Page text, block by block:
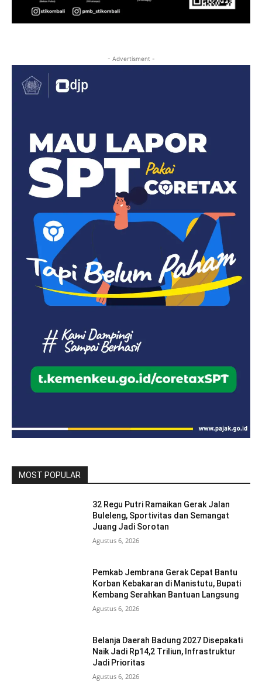
- Advertisment -
MOST POPULAR
32 Regu Putri Ramaikan Gerak Jalan
Buleleng, Sportivitas dan Semangat
Juang Jadi Sorotan
Agustus 6, 2026
Pemkab Jembrana Gerak Cepat Bantu
Korban Kebakaran di Manistutu, Bupati
Kembang Serahkan Bantuan Langsung
Agustus 6, 2026
Belanja Daerah Badung 2027 Disepakati
Naik Jadi Rp14,2 Triliun, Infrastruktur
Jadi Prioritas
Agustus 6, 2026